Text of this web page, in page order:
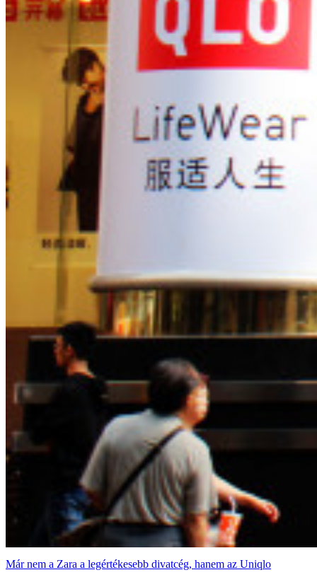
Már nem a Zara a legértékesebb divatcég, hanem az Uniqlo